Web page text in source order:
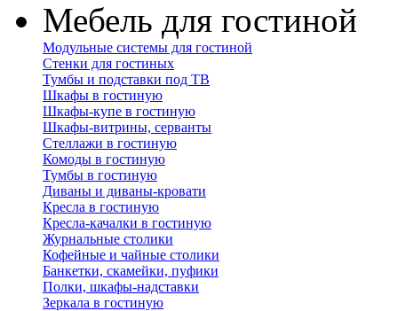
Мебель для гостиной
Модульные системы для гостиной
Стенки для гостиных
Тумбы и подставки под ТВ
Шкафы в гостиную
Шкафы-купе в гостиную
Шкафы-витрины, серванты
Стеллажи в гостиную
Комоды в гостиную
Тумбы в гостиную
Диваны и диваны-кровати
Кресла в гостиную
Кресла-качалки в гостиную
Журнальные столики
Кофейные и чайные столики
Банкетки, скамейки, пуфики
Полки, шкафы-надставки
Зеркала в гостиную